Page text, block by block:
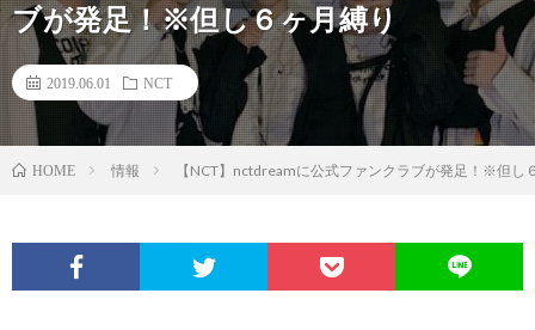
ブが発足！※但し６ヶ月縛り
2019.06.01 NCT
HOME 情報 【NCT】nctdreamに公式ファンクラブが発足！※但し